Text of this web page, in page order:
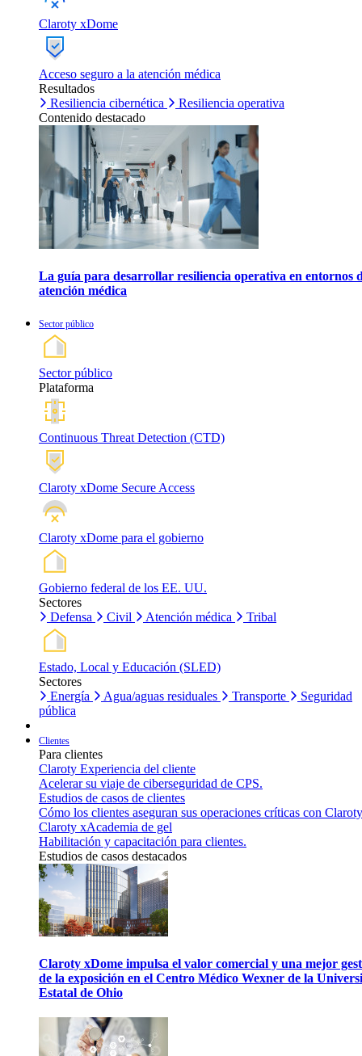
Claroty xDome
Acceso seguro a la atención médica
Resultados
Resiliencia cibernética
Resiliencia operativa
Contenido destacado
La guía para desarrollar resiliencia operativa en entornos
atención médica
Sector público
Sector público
Plataforma
Continuous Threat Detection (CTD)
Claroty xDome Secure Access
Claroty xDome para el gobierno
Gobierno federal de los EE. UU.
Sectores
Defensa
Civil Atención médica Tribal
Estado, Local y Educación (SLED)
Sectores
Energía
Agua/aguas residuales Transporte
Seguridad
pública
Clientes
Para clientes
Claroty Experiencia del cliente
Acelerar su viaje de ciberseguridad de CPS.
Estudios de casos de clientes
Cómo los clientes aseguran sus operaciones críticas con
Claroty xAcademia de gel
Habilitación y capacitación para clientes.
Estudios de casos destacados
Claroty xDome impulsa el valor comercial y una mejor
de la exposición en el Centro Médico Wexner de la
Estatal de Ohio